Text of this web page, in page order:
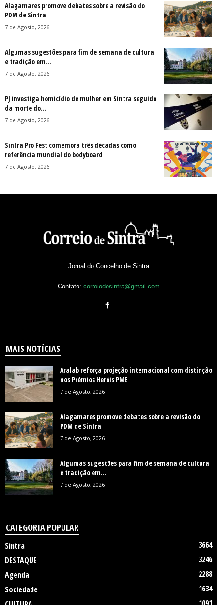
Alagamares promove debates sobre a revisão do
PDM de Sintra
7 de Agosto, 2026
Algumas sugestões para fim de semana de cultura
e tradição em...
7 de Agosto, 2026
PJ investiga homicídio de mulher em Sintra seguido
da morte do...
7 de Agosto, 2026
Sintra Pro Fest comemora três décadas como
referência mundial do bodyboard
7 de Agosto, 2026
Jornal do Concelho de Sintra
Contato: correiodesintra@gmail.com
MAIS NOTÍCIAS
Aralab reforça projeção internacional com distinção
nos Prémios Heróis PME
7 de Agosto, 2026
Alagamares promove debates sobre a revisão do
PDM de Sintra
7 de Agosto, 2026
Algumas sugestões para fim de semana de cultura
e tradição em...
7 de Agosto, 2026
CATEGORIA POPULAR
Sintra
3664
DESTAQUE
3246
Agenda
2288
Sociedade
1634